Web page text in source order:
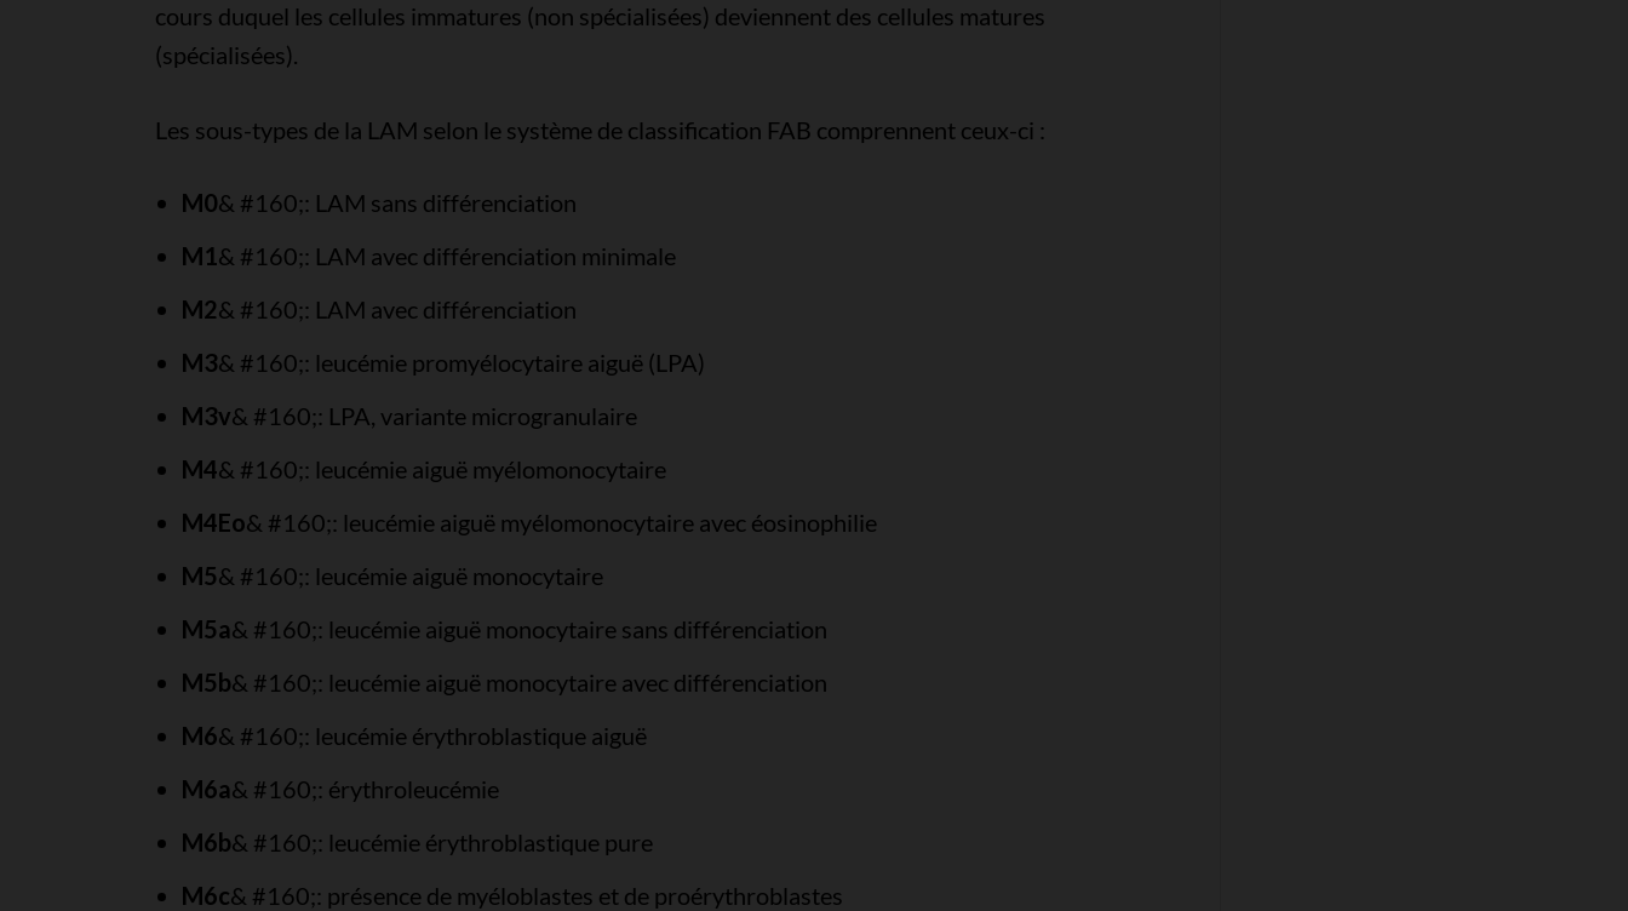
cours duquel les cellules immatures (non spécialisées) deviennent des cellules matures
(spécialisées).
Les sous-types de la LAM selon le système de classification FAB comprennent ceux-ci :
M0& #160;: LAM sans différenciation
M1& #160;: LAM avec différenciation minimale
M2& #160;: LAM avec différenciation
M3& #160;: leucémie promyélocytaire aiguë (LPA)
M3v& #160;: LPA, variante microgranulaire
M4& #160;: leucémie aiguë myélomonocytaire
M4Eo& #160;: leucémie aiguë myélomonocytaire avec éosinophilie
M5& #160;: leucémie aiguë monocytaire
M5a& #160;: leucémie aiguë monocytaire sans différenciation
M5b& #160;: leucémie aiguë monocytaire avec différenciation
M6& #160;: leucémie érythroblastique aiguë
M6a& #160;: érythroleucémie
M6b& #160;: leucémie érythroblastique pure
M6c& #160;: présence de myéloblastes et de proérythroblastes